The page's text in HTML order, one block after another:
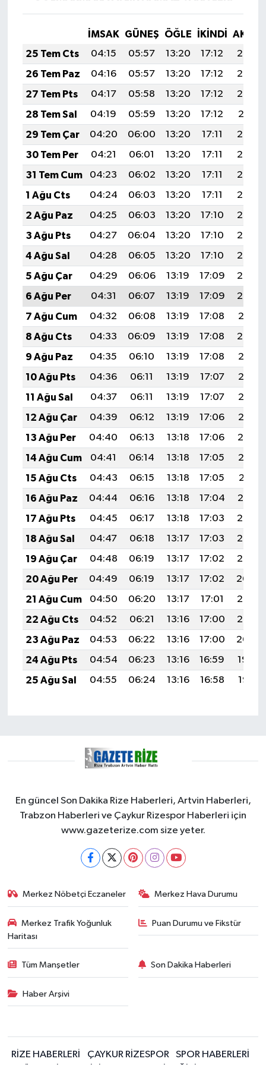
İMSAK GÜNEŞ ÖĞLE İKINDI
25 Tem Cts
04:15 05:57 13:20 17:12
20:33
26 Tem Paz
04:16 05:57 13:20 17:12
20:33
27 Tem Pts
04:17 05:58 13:20 17:12
20:32
28 Tem Sal
04:19 05:59 13:20 17:12
20:31
29 Tem Çar
04:20 06:00 13:20 17:11
20:30
30 Tem Per
04:21 06:01 13:20 17:11
20:29
31 Tem Cum
04:23 06:02 13:20 17:11
20:28
1 Ağu Cts
04:24 06:03 13:20 17:11
20:27
2 Ağu Paz
04:25 06:03 13:20 17:10
20:26
3 Ağu Pts
04:27 06:04 13:20 17:10
20:25
4 Ağu Sal
04:28 06:05 13:20 17:10
20:24
5 Ağu Çar
04:29 06:06 13:19 17:09
20:23
6 Ağu Per
04:31 06:07 13:19 17:09
20:22
7 Ağu Cum
04:32 06:08 13:19 17:08
20:21
8 Ağu Cts
04:33 06:09 13:19 17:08
20:20
9 Ağu Paz
04:35 06:10 13:19 17:08
20:18
10 Ağu Pts
04:36 06:11 13:19 17:07
20:17
11 Ağu Sal
04:37 06:11 13:19 17:07
20:16
12 Ağu Çar
04:39 06:12 13:19 17:06
20:15
13 Ağu Per
04:40 06:13 13:18 17:06
20:14
14 Ağu Cum
04:41 06:14 13:18 17:05
20:12
15 Ağu Cts
04:43 06:15 13:18 17:05
20:11
16 Ağu Paz
04:44 06:16 13:18 17:04
20:10
17 Ağu Pts
04:45 06:17 13:18 17:03
20:08
18 Ağu Sal
04:47 06:18 13:17 17:03
20:07
19 Ağu Çar
04:48 06:19 13:17 17:02
20:06
20 Ağu Per
04:49 06:19 13:17 17:02
20:04
21 Ağu Cum
04:50 06:20 13:17 17:01
20:03
22 Ağu Cts
04:52 06:21 13:16 17:00
20:02
23 Ağu Paz
04:53 06:22 13:16 17:00
20:00
24 Ağu Pts
04:54 06:23 13:16 16:59
19:59
25 Ağu Sal
04:55 06:24 13:16 16:58 19:57
En güncel Son Dakika Rize Haberleri, Artvin Haberleri,
Trabzon Haberleri ve Çaykur Rizespor Haberleri için
www.gazeterize.com size yeter.
Merkez Nöbetçi Eczaneler Merkez Hava Durumu
Merkez Trafik Yoğunluk
Haritası
Puan Durumu ve Fikstür
Tüm Manşetler Son Dakika Haberleri
Haber Arşivi
RİZE HABERLERİ ÇAYKUR RİZESPOR
SPOR HABERLERİ
Otomobil
POLİTİKA
Sağlık
SİYASET
SPOR HABERLERİ
TEKNOLOJİ
Turizm
ÜLKE GÜNDEMİ
YAŞAM
YEREL
Yerel Haberler